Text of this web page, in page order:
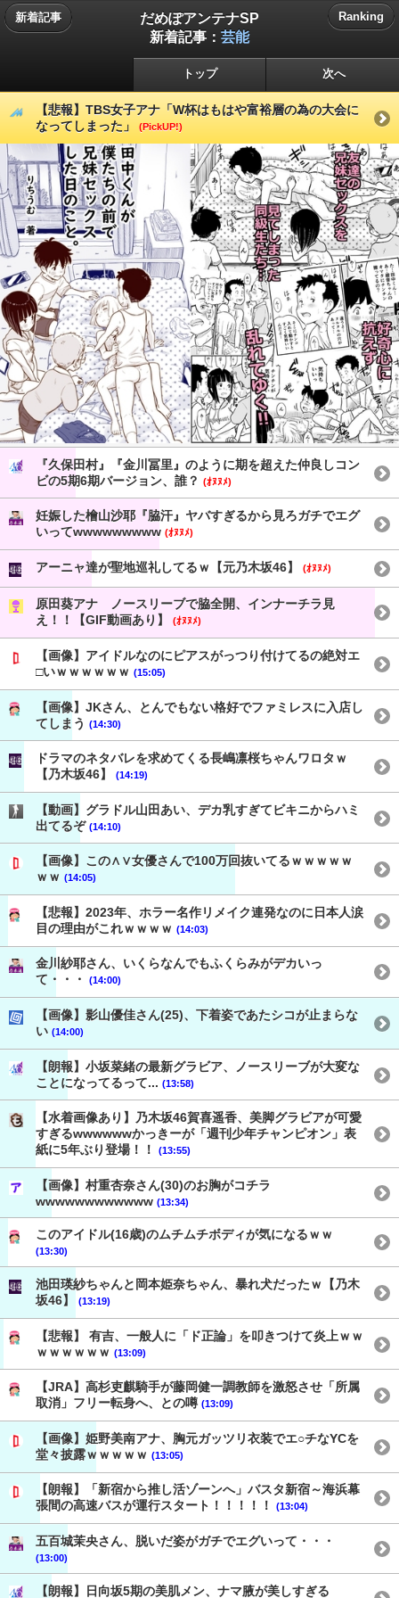
新着記事
だめぽアンテナSP
新着記事： 芸能
Ranking
トップ 次へ
【悲報】TBS女子アナ「W杯はもはや富裕層の為の大会に
なってしまった」
(PickUP!)
『久保田村』『金川冨里』のように期を超えた仲良しコン
ビの5期6期バージョン、誰？ (ｵﾇﾇﾒ)
妊娠した檜山沙耶『脇汗』ヤバすぎるから見ろガチでエグ
いってwwwwwwwww (ｵﾇﾇﾒ)
アーニャ達が聖地巡礼してるｗ【元乃木坂46】 (ｵﾇﾇﾒ)
原田葵アナ ノースリーブで脇全開、インナーチラ見
え！！【GIF動画あり】
(ｵﾇﾇﾒ)
【画像】アイドルなのにピアスがっつり付けてるの絶対エ
□いｗｗｗｗｗｗ (15:05)
【画像】JKさん、とんでもない格好でファミレスに入店し
てしまう (14:30)
ドラマのネタバレを求めてくる長嶋凛桜ちゃんワロタｗ
【乃木坂46】
(14:19)
【動画】グラドル山田あい、デカ乳すぎてビキニからハミ
出てるぞ (14:10)
【画像】この∧∨女優さんで100万回抜いてるｗｗｗｗｗ
ｗｗ (14:05)
【悲報】2023年、ホラー名作リメイク連発なのに日本人涙
目の理由がこれｗｗｗｗ (14:03)
金川紗耶さん、いくらなんでもふくらみがデカいっ
て・・・
(14:00)
【画像】影山優佳さん(25)、下着姿であたシコが止まらな
い (14:00)
【朗報】小坂菜緒の最新グラビア、ノースリーブが大変な
ことになってるって... (13:58)
【水着画像あり】乃木坂46賀喜遥香、美脚グラビアが可愛
すぎるwwwwwwかっきーが「週刊少年チャンピオン」表
紙に5年ぶり登場！！
(13:55)
【画像】村重杏奈さん(30)のお胸がコチラ
wwwwwwwwwwww (13:34)
このアイドル(16歳)のムチムチボディが気になるｗｗ
(13:30)
池田瑛紗ちゃんと岡本姫奈ちゃん、暴れ犬だったｗ【乃木
坂46】
(13:19)
【悲報】 有吉、一般人に「ド正論」を叩きつけて炎上ｗｗ
ｗｗｗｗｗｗ (13:09)
【JRA】高杉吏麒騎手が藤岡健一調教師を激怒させ「所属
取消」フリー転身へ、との噂 (13:09)
【画像】姫野美南アナ、胸元ガッツリ衣装でエ○チなYCを
堂々披露ｗｗｗｗｗ (13:05)
【朗報】「新宿から推し活ゾーンへ」バスタ新宿～海浜幕
張間の高速バスが運行スタート！！！！！
(13:04)
五百城茉央さん、脱いだ姿がガチでエグいって・・・
(13:00)
【朗報】日向坂5期の美肌メン、ナマ腋が美しすぎる